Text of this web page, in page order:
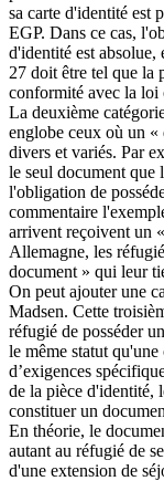
sa carte d'identité est
EGP. Dans ce cas,
d'identité est
27 doit être tel que la
conformité avec la loi
La deuxième
englobe ceux où un «
divers et variés. Par
le seul document que
l'obligation de
commentaire
arrivent reçoivent un
Allemagne, les
document » qui leur
On peut ajouter une
Madsen. Cette
réfugié de posséder
le même statut
d’exigences
de la pièce d'identité,
constituer un
En théorie, le
autant au réfugié de
d'une extension de